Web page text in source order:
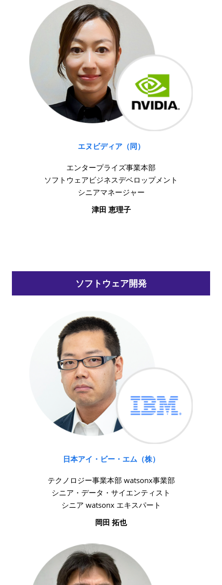
エヌビディア（同）
エンタープライズ事業本部
ソフトウェアビジネスデベロップメント
シニアマネージャー
津田 恵理子
ソフトウェア開発
日本アイ・ビー・エム（株）
テクノロジー事業本部 watsonx事業部
シニア・データ・サイエンティスト
シニア watsonx エキスパート
岡田 拓也